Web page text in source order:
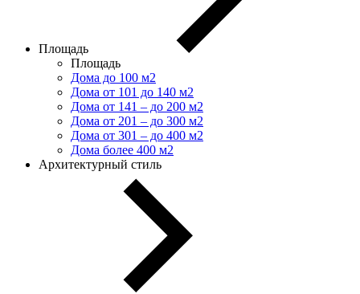
Площадь
Площадь
Дома до 100 м2
Дома от 101 до 140 м2
Дома от 141 – до 200 м2
Дома от 201 – до 300 м2
Дома от 301 – до 400 м2
Дома более 400 м2
Архитектурный стиль